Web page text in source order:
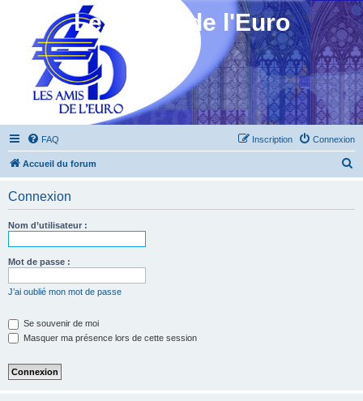
Les Amis de l'Euro
FAQ Connexion
Inscription
Accueil du forum
Connexion
Nom d’utilisateur :
Mot de passe :
J’ai oublié mon mot de passe
Se souvenir de moi
Masquer ma présence lors de cette session